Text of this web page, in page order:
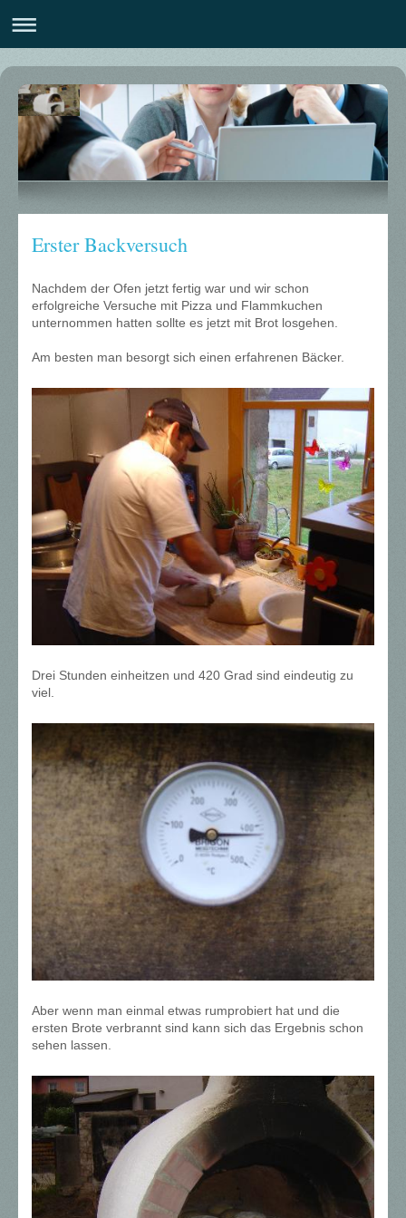
Erster Backversuch
Nachdem der Ofen jetzt fertig war und wir schon
erfolgreiche Versuche mit Pizza und Flammkuchen
unternommen hatten sollte es jetzt mit Brot losgehen.
Am besten man besorgt sich einen erfahrenen Bäcker.
Drei Stunden einheitzen und 420 Grad sind eindeutig zu
viel.
Aber wenn man einmal etwas rumprobiert hat und die
ersten Brote verbrannt sind kann sich das Ergebnis schon
sehen lassen.